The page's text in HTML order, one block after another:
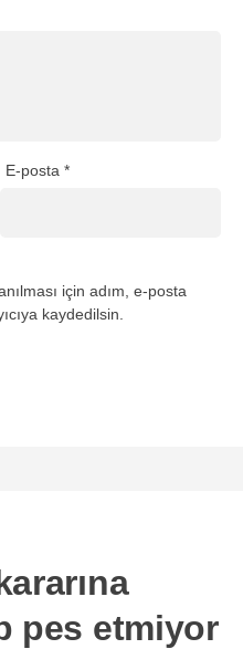
E-posta*
için adım, e-posta
kaydedilsin.
pes etmiyor